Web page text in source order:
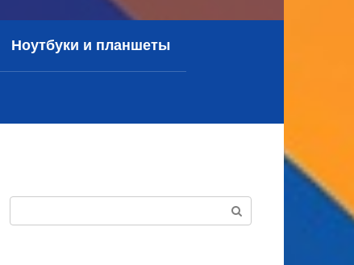
Ноутбуки и планшеты